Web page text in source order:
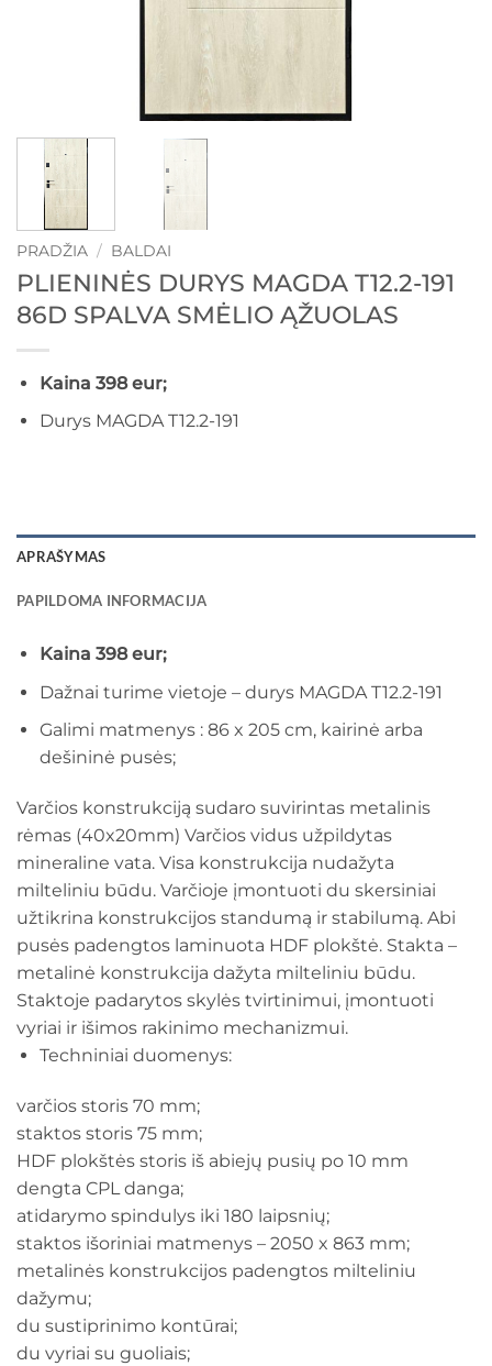
PRADŽIA / BALDAI
PLIENINĖS DURYS MAGDA T12.2-191
86D SPALVA SMĖLIO ĄŽUOLAS
Kaina 398 eur;
Durys MAGDA T12.2-191
APRAŠYMAS
PAPILDOMA INFORMACIJA
Kaina 398 eur;
Dažnai turime vietoje – durys MAGDA T12.2-191
Galimi matmenys : 86 x 205 cm, kairinė arba
dešininė pusės;
Varčios konstrukciją sudaro suvirintas metalinis
rėmas (40x20mm) Varčios vidus užpildytas
mineraline vata. Visa konstrukcija nudažyta
milteliniu būdu. Varčioje įmontuoti du skersiniai
užtikrina konstrukcijos standumą ir stabilumą. Abi
pusės padengtos laminuota HDF plokštė. Stakta –
metalinė konstrukcija dažyta milteliniu būdu.
Staktoje padarytos skylės tvirtinimui, įmontuoti
vyriai ir išimos rakinimo mechanizmui.
Techniniai duomenys:
varčios storis 70 mm;
staktos storis 75 mm;
HDF plokštės storis iš abiejų pusių po 10 mm
dengta CPL danga;
atidarymo spindulys iki 180 laipsnių;
staktos išoriniai matmenys – 2050 x 863 mm;
metalinės konstrukcijos padengtos milteliniu
dažymu;
du sustiprinimo kontūrai;
du vyriai su guoliais;